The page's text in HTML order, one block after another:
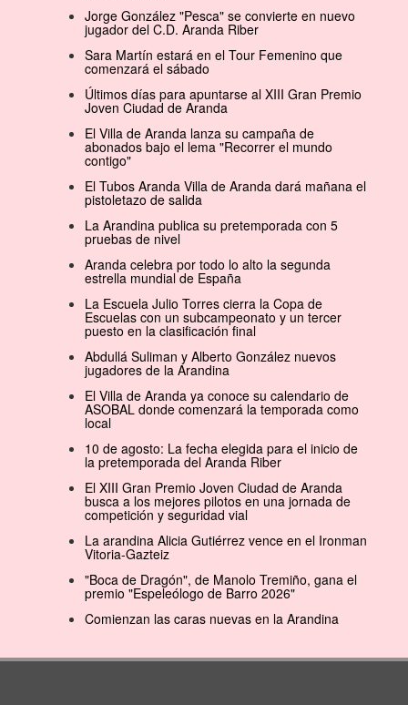
Jorge González "Pesca" se convierte en nuevo
jugador del C.D. Aranda Riber
Sara Martín estará en el Tour Femenino que
comenzará el sábado
Últimos días para apuntarse al XIII Gran Premio
Joven Ciudad de Aranda
El Villa de Aranda lanza su campaña de
abonados bajo el lema "Recorrer el mundo
contigo"
El Tubos Aranda Villa de Aranda dará mañana el
pistoletazo de salida
La Arandina publica su pretemporada con 5
pruebas de nivel
Aranda celebra por todo lo alto la segunda
estrella mundial de España
La Escuela Julio Torres cierra la Copa de
Escuelas con un subcampeonato y un tercer
puesto en la clasificación final
Abdullá Suliman y Alberto González nuevos
jugadores de la Arandina
El Villa de Aranda ya conoce su calendario de
ASOBAL donde comenzará la temporada como
local
10 de agosto: La fecha elegida para el inicio de
la pretemporada del Aranda Riber
El XIII Gran Premio Joven Ciudad de Aranda
busca a los mejores pilotos en una jornada de
competición y seguridad vial
La arandina Alicia Gutiérrez vence en el Ironman
Vitoria-Gazteiz
"Boca de Dragón", de Manolo Tremiño, gana el
premio "Espeleólogo de Barro 2026"
Comienzan las caras nuevas en la Arandina